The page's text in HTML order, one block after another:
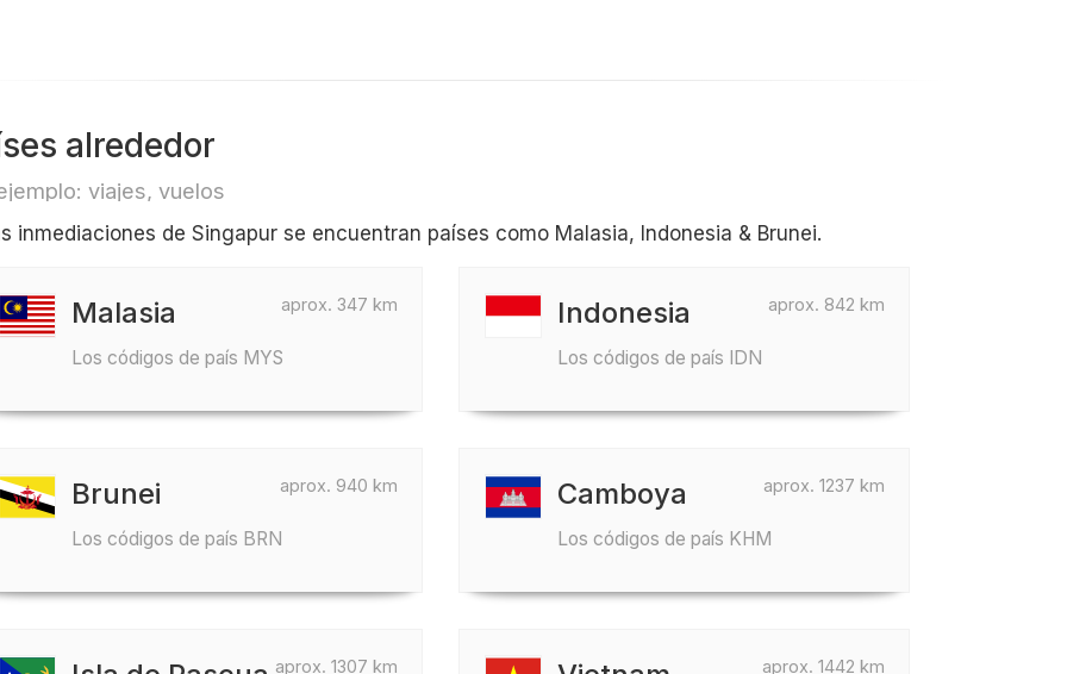
alrededor
viajes, vuelos
inmediaciones de Singapur se encuentran países como Malasia, Indonesia & Brunei.
aprox. 347 km
Malasia
Los códigos de país MYS
aprox. 842 km
Indonesia
Los códigos de país IDN
aprox. 940 km
Brunei
Los códigos de país BRN
aprox. 1237 km
Camboya
Los códigos de país KHM
aprox. 1307 km aprox. 1442 km